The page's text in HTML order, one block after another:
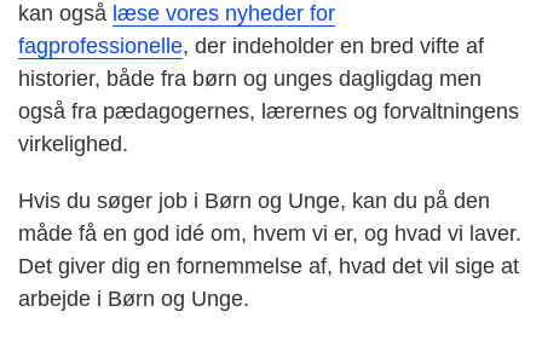
kan også læse vores nyheder for
fagprofessionelle, der indeholder en bred vifte af
historier, både fra børn og unges dagligdag men
også fra pædagogernes, lærernes og forvaltningens
virkelighed.
Hvis du søger job i Børn og Unge, kan du på den
måde få en god idé om, hvem vi er, og hvad vi laver.
Det giver dig en fornemmelse af, hvad det vil sige at
arbejde i Børn og Unge.